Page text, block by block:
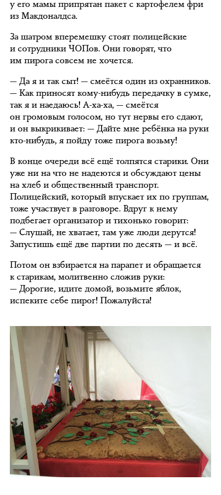
у его мамы припрятан пакет с картофелем фри
из Макдоналдса.
За шатром вперемешку стоят полицейские
и сотрудники ЧОПов. Они говорят, что
им пирога совсем не хочется.
— Да я и так сыт! — смеётся один из охранников.
— Как приносят кому-нибудь передачку в сумке,
так я и наедаюсь! А-ха-ха, — смеётся
он громовым голосом, но тут нервы его сдают,
и он выкрикивает: — Дайте мне ребёнка на руки
кто-нибудь, я пойду тоже пирога возьму!
В конце очереди всё ещё толпятся старики. Они
уже ни на что не надеются и обсуждают цены
на хлеб и общественный транспорт.
Полицейский, который впускает их по группам,
тоже участвует в разговоре. Вдруг к нему
подбегает организатор и тихонько говорит:
— Слушай, не хватает, там уже люди дерутся!
Запустишь ещё две партии по десять — и всё.
Потом он взбирается на парапет и обращается
к старикам, молитвенно сложив руки:
— Дорогие, идите домой, возьмите яблок,
испеките себе пирог! Пожалуйста!